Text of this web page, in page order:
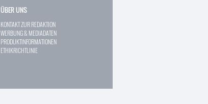
ÜBER UNS
KONTAKT ZUR REDAKTION
WERBUNG & MEDIADATEN
PRODUKTINFORMATIONEN
ETHIKRICHTLINIE